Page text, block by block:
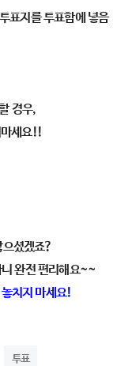
투표지를 투표함에 넣음
경우,
세요!!
셨겠죠?
완전 편리해요~~
치지 마세요!
투표